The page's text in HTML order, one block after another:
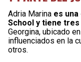
Adria Marina es
School y tiene
Georgina, ubicado
influenciados en la
otros.